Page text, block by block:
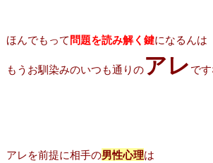
ほんでもって問題を読み解く鍵になるんは
もうお馴染みのいつも通りのアレ です
アレを前提に相手の男性心理は